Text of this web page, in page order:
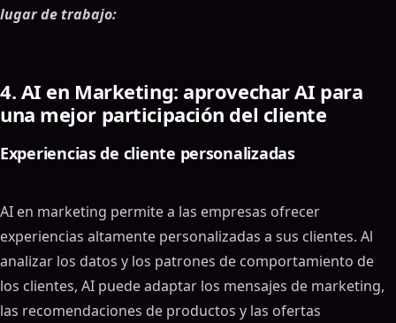
lugar de trabajo:
4. AI en Marketing: aprovechar AI para
una mejor participación del cliente
Experiencias de cliente personalizadas
AI en marketing permite a las empresas ofrecer
experiencias altamente personalizadas a sus clientes. Al
analizar los datos y los patrones de comportamiento de
los clientes, AI puede adaptar los mensajes de marketing,
las recomendaciones de productos y las ofertas